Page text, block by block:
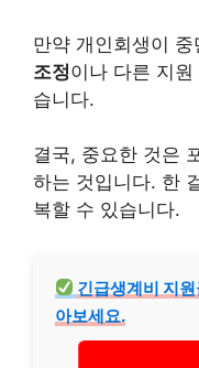
만약 개인회생이
조정이나 다른 지
습니다.
결국, 중요한 것은
하는 것입니다. 한
복할 수 있습니다.
긴급생계비 지
아보세요.